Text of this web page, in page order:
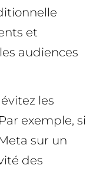
et
audiences
les
exemple, si
sur un
des